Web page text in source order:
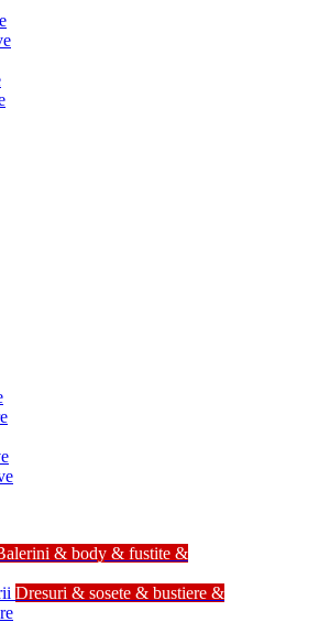
& body & fustite &
Dresuri & sosete & bustiere &